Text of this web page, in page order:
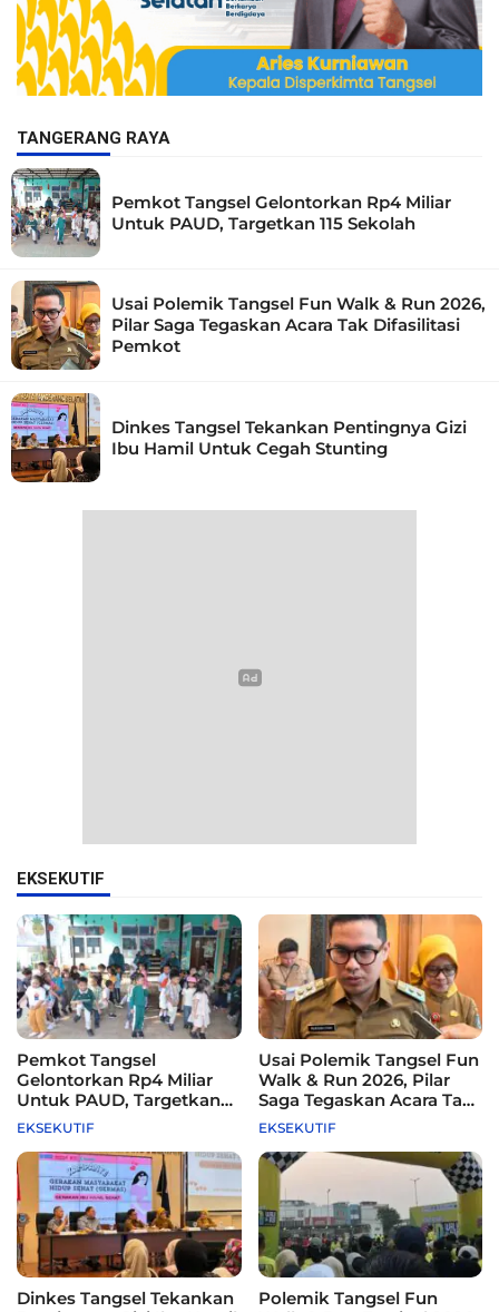
TANGERANG RAYA
Pemkot Tangsel Gelontorkan Rp4 Miliar
Untuk PAUD, Targetkan 115 Sekolah
Usai Polemik Tangsel Fun Walk & Run 2026,
Pilar Saga Tegaskan Acara Tak Difasilitasi
Pemkot
Dinkes Tangsel Tekankan Pentingnya Gizi
Ibu Hamil Untuk Cegah Stunting
EKSEKUTIF
Pemkot Tangsel
Gelontorkan Rp4 Miliar
Untuk PAUD, Targetkan
115 Sekolah
EKSEKUTIF
Usai Polemik Tangsel Fun
Walk & Run 2026, Pilar
Saga Tegaskan Acara Tak
Difasilitasi Pemkot
EKSEKUTIF
Dinkes Tangsel Tekankan
Polemik Tangsel Fun